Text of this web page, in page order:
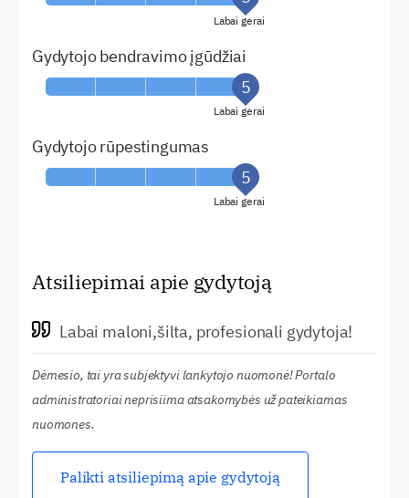
Labai gerai
Gydytojo bendravimo įgūdžiai
Labai gerai
Gydytojo rūpestingumas
Labai gerai
Atsiliepimai apie gydytoją
Labai maloni,šilta, profesionali gydytoja!
Dėmesio, tai yra subjektyvi lankytojo nuomonė! Portalo
administratoriai neprisiima atsakomybės už pateikiamas
nuomones.
Palikti atsiliepimą apie gydytoją